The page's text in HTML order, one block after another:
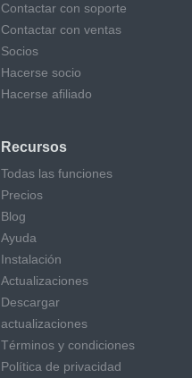
Contactar con soporte
Contactar con ventas
Socios
Hacerse socio
Hacerse afiliado
Recursos
Todas las funciones
Precios
Blog
Ayuda
Instalación
Actualizaciones
Descargar
actualizaciones
Términos y condiciones
Política de privacidad